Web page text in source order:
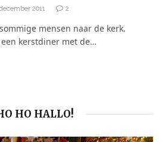
2011 2
mensen naar de kerk.
kerstdiner met de…
HO HALLO!